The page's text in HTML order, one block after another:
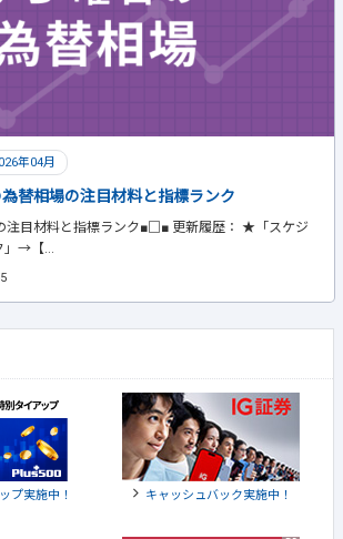
年04月
替相場の注目材料と指標ランク
注目材料と指標ランク■□■ 更新履歴： ★「スケジ
」→【...
プ実施中！ キャッシュバック実施中！